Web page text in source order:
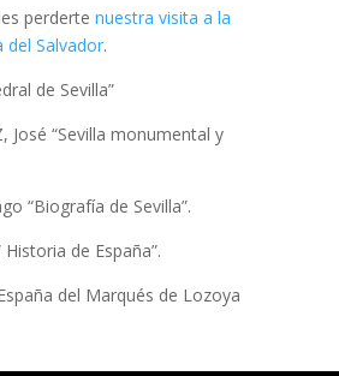
de la vida de este interesante
del Salvador.
“Biografía de Sevilla”.